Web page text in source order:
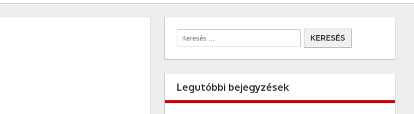
Legutóbbi bejegyzések